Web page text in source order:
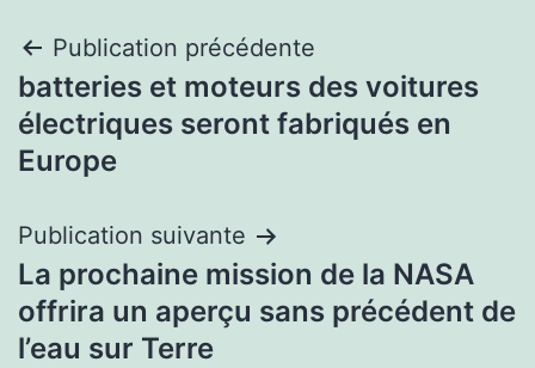
Navigation
de
l’article
Publication précédente
batteries et moteurs des voitures
électriques seront fabriqués en
Europe
Publication suivante
La prochaine mission de la NASA
offrira un aperçu sans précédent de
l’eau sur Terre